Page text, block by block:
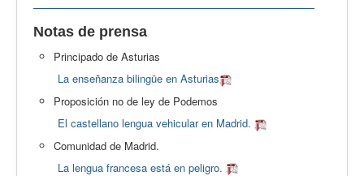
Notas de prensa
Principado de Asturias
La enseñanza bilingüe en Asturias
Proposición no de ley de Podemos
El castellano lengua vehicular en Madrid.
Comunidad de Madrid.
La lengua francesa está en peligro.